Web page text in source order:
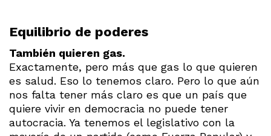
Equilibrio de poderes
También quieren gas.
Exactamente, pero más que gas lo que quieren
es salud. Eso lo tenemos claro. Pero lo que aún
nos falta tener más claro es que un país que
quiere vivir en democracia no puede tener
autocracia. Ya tenemos el legislativo con la